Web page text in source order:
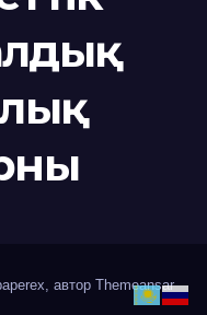
автор Themeansar